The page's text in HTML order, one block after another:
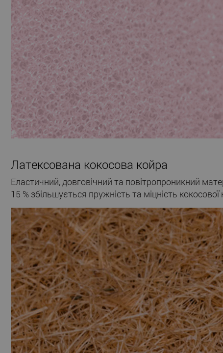
Латексована кокосова койра
Еластичний, довговічний та повітропроникний
15 % збільшується пружність та міцність